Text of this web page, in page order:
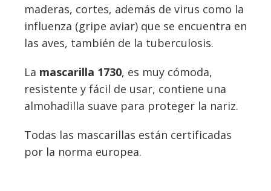
maderas, cortes, además de virus como la
influenza (gripe aviar) que se encuentra en
las aves, también de la tuberculosis.
La mascarilla 1730, es muy cómoda,
resistente y fácil de usar, contiene una
almohadilla suave para proteger la nariz.
Todas las mascarillas están certificadas
por la norma europea.